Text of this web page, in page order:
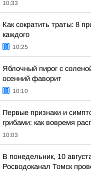
10:33
Как сократить траты: 8
каждого
10:25
Яблочный пирог с
осенний фаворит
10:10
Первые признаки и
грибами: как вовремя
10:03
В понедельник, 10
Росводоканал Томск